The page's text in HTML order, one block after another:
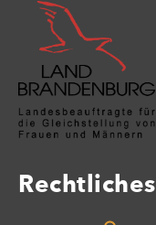
Rechtliches